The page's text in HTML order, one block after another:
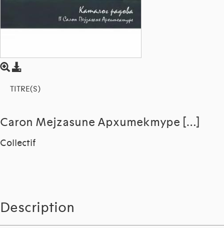
TITRE(S)
Caron Mejzasune Apxumekmype […]
Collectif
Description